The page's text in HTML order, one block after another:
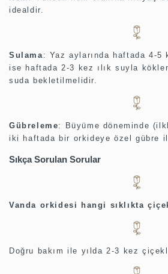
idealdir.
Sulama: Yaz aylarında haftada 4-5
ise haftada 2-3 kez ılık suyla
suda bekletilmelidir.
Gübreleme:
Büyüme döneminde
iki haftada bir orkideye özel gübre
Sıkça Sorulan Sorular
Vanda orkidesi hangi sıklıkta
Doğru bakım ile yılda 2-3 kez